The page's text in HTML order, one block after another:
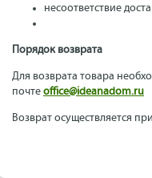
несоответствие
Порядок возврата
Для возврата товара
почте office@ideanadom.ru
Возврат осуществляется